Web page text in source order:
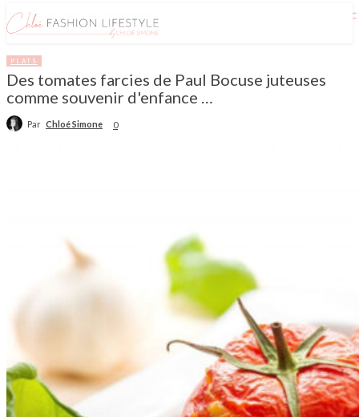
PLATS
Des tomates farcies de Paul Bocuse juteuses
comme souvenir d'enfance …
Par Chloé Simone 0